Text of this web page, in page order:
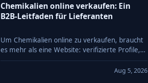
Chemikalien online verkaufen: Ein
B2B-Leitfaden für Lieferanten
Um Chemikalien online zu verkaufen, braucht
es mehr als eine Website: verifizierte Profile,
vollständige Produktdaten, SDS auf Anfrage
Aug 5, 2026